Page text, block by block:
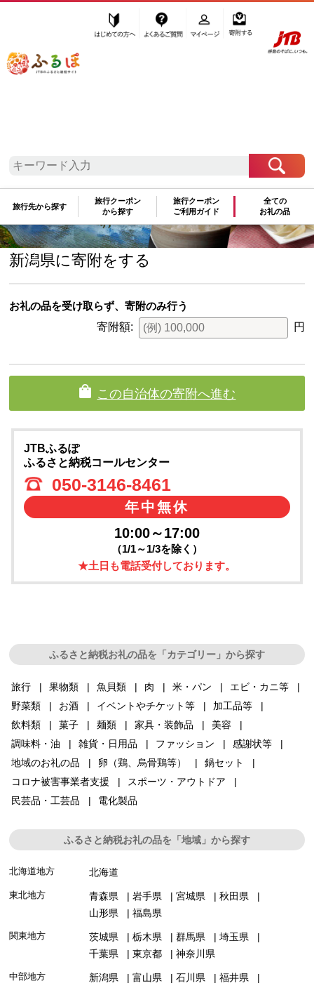
ふるぽ JTBのふるさと納税サイト
旅行先から探す
旅行クーポン
から探す
旅行クーポン
ご利用ガイド
全ての
お礼の品
新潟県
新潟県
新潟県に寄附をする
お礼の品を受け取らず、寄附のみ行う
寄附額:
円
この自治体の寄附へ進む
JTBふるぽ
ふるさと納税コールセンター
050-3146-8461
年中無休
10:00～17:00
（1/1～1/3を除く）
★土日も電話受付しております。
ふるさと納税お礼の品を「カテゴリー」から探す
旅行 果物類 魚貝類 肉 米・パン
エビ・カニ等
野菜類
お酒 イベントやチケット等
加工品等
飲料類
菓子 麺類 家具・装飾品
美容
調味料・油
雑貨・日用品 ファッション
感謝状等
地域のお礼の品
卵（鶏、烏骨鶏等）
鍋セット
コロナ被害事業者支援
スポーツ・アウトドア
民芸品・工芸品
電化製品
ふるさと納税お礼の品を「地域」から探す
北海道地方 北海道
東北地方 青森県 岩手県 宮城県
秋田県
山形県
福島県
関東地方 茨城県 栃木県 群馬県
埼玉県
千葉県
東京都 神奈川県
中部地方 新潟県 富山県 石川県
福井県